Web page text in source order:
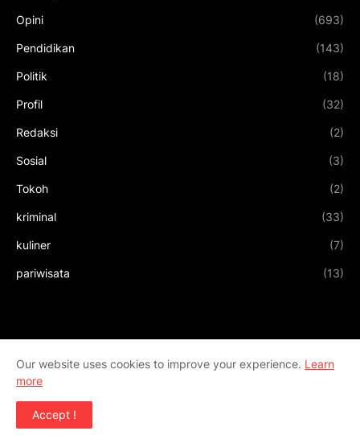
Opini (693)
Pendidikan (143)
Politik (18)
Profil (32)
Redaksi (2)
Sosial (3)
Tokoh (2)
kriminal (33)
kuliner (7)
pariwisata (13)
Our website uses cookies to improve your experience. Learn
more
Accept !